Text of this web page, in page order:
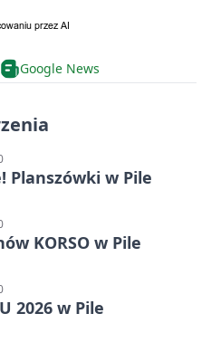
Google News
Planszówki w Pile
KORSO w Pile
2026 w Pile